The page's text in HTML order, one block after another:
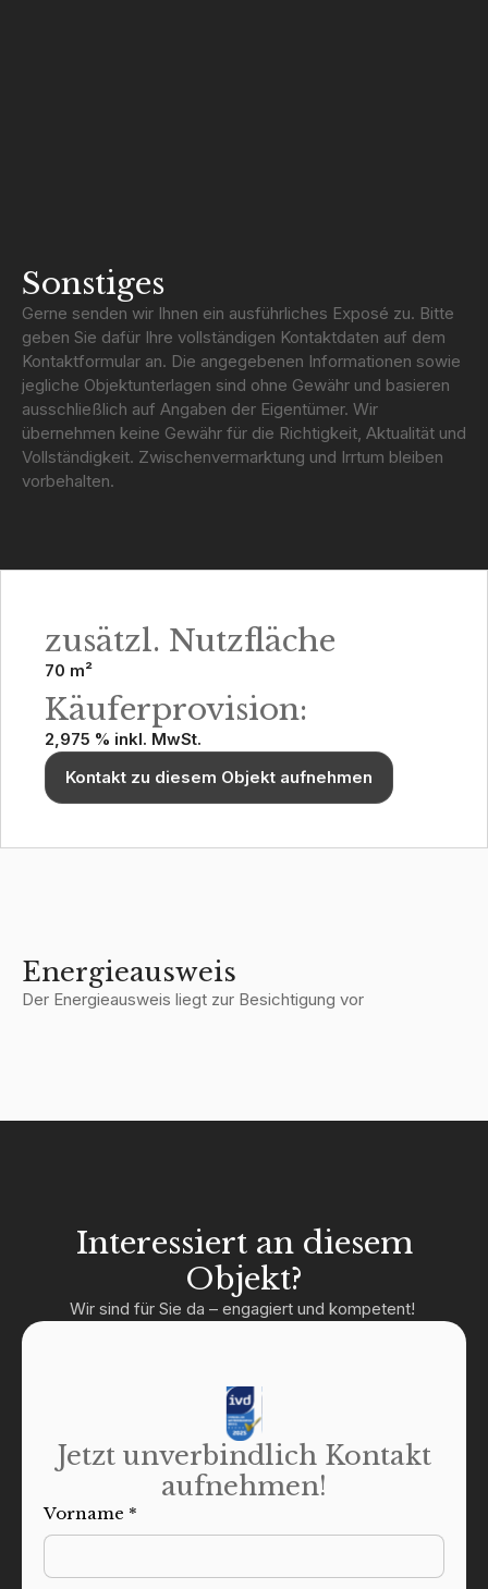
Sonstiges
Gerne senden wir Ihnen ein ausführliches Exposé zu. Bitte
geben Sie dafür Ihre vollständigen Kontaktdaten auf dem
Kontaktformular an. Die angegebenen Informationen sowie
jegliche Objektunterlagen sind ohne Gewähr und basieren
ausschließlich auf Angaben der Eigentümer. Wir
übernehmen keine Gewähr für die Richtigkeit, Aktualität und
Vollständigkeit. Zwischenvermarktung und Irrtum bleiben
vorbehalten.
zusätzl. Nutzfläche
70 m²
Käuferprovision:
2,975 % inkl. MwSt.
Kontakt zu diesem Objekt aufnehmen
Energieausweis
Der Energieausweis liegt zur Besichtigung vor
Interessiert an diesem
Objekt?
Wir sind für Sie da – engagiert und kompetent!
Jetzt unverbindlich Kontakt
aufnehmen!
Vorname *